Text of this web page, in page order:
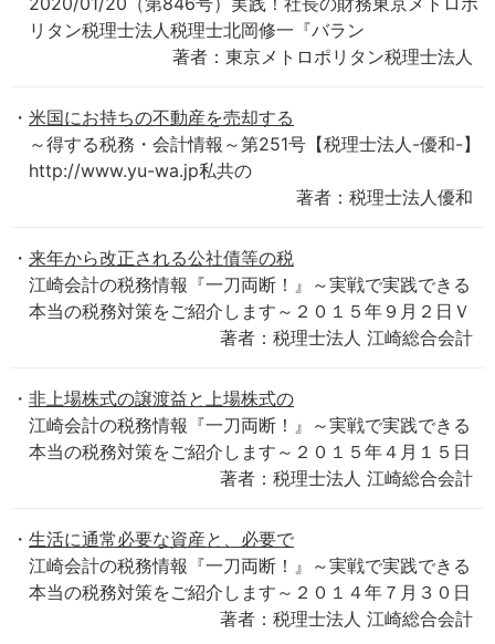
リタン税理士法人税理士北岡修一『バラン
著者：東京メトロポリタン税理士法人
米国にお持ちの不動産を売却する
～得する税務・会計情報～第251号【税理士法人-優和-】
http://www.yu-wa.jp私共の
著者：税理士法人優和
来年から改正される公社債等の税
江崎会計の税務情報『一刀両断！』～実戦で実践できる
本当の税務対策をご紹介します～２０１５年９月２日Ｖ
著者：税理士法人 江崎総合会計
非上場株式の譲渡益と上場株式の
江崎会計の税務情報『一刀両断！』～実戦で実践できる
本当の税務対策をご紹介します～２０１５年４月１５日
著者：税理士法人 江崎総合会計
生活に通常必要な資産と、必要で
江崎会計の税務情報『一刀両断！』～実戦で実践できる
本当の税務対策をご紹介します～２０１４年７月３０日
著者：税理士法人 江崎総合会計